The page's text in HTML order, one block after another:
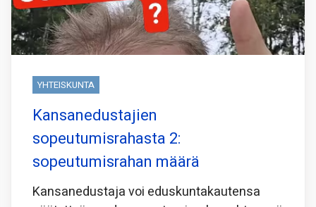
YHTEISKUNTA
Kansanedustajien
sopeutumisrahasta 2:
sopeutumisrahan määrä
Kansanedustaja voi eduskuntakautensa